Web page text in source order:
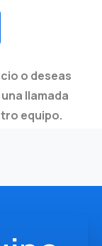
o deseas
llamada
equipo.